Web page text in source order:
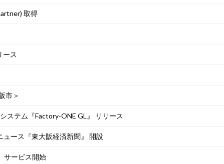
取得
ース
市＞
ステム『Factory-ONE GL』 リリース
ース『東大阪経済新聞』 開設
サービス開始